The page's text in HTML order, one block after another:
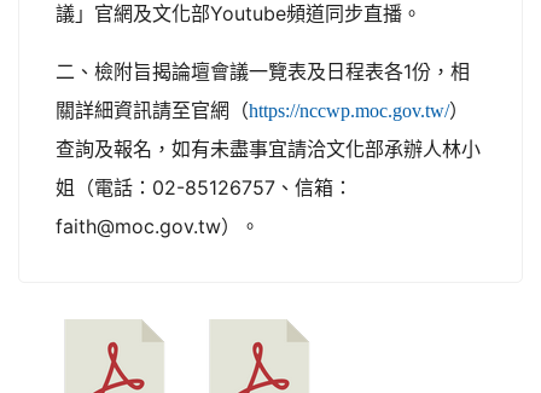
議」官網及文化部Youtube頻道同步直播。
二、檢附旨揭論壇會議一覽表及日程表各1份，相
關詳細資訊請至官網（https://nccwp.moc.gov.tw/）
查詢及報名，如有未盡事宜請洽文化部承辦人林小
姐（電話：02-85126757、信箱：
faith@moc.gov.tw）。